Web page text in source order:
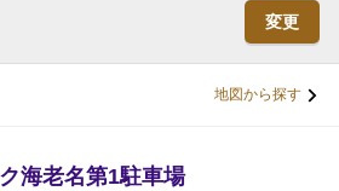
変更
地図から探す
海老名第1駐車場